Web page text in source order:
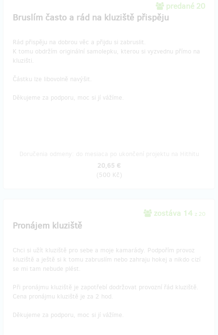
predané 20
Bruslím často a rád na kluziště přispěju
Rád přispěju na dobrou věc a přijdu si zabruslit.
K tomu obdržím originální samolepku, kterou si vyzvednu přímo na
kluzišti.
Částku lze libovolně navýšit.
Děkujeme za podporu, moc si jí vážíme.
20,65 €
(500 Kč)
zostáva 14 z 20
Pronájem kluziště
Chci si užít kluziště pro sebe a moje kamarády. Podpořím provoz
kluziště a ještě si k tomu zabruslím nebo zahraju hokej a nikdo cizí
se mi tam nebude plést.
Při pronájmu kluziště je zapotřebí dodržovat provozní řád kluziště.
Cena pronájmu kluziště je za 2 hod.
Děkujeme za podporu, moc si jí vážíme.